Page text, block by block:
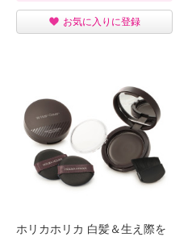
お気に入りに登録
ホリカホリカ 白髪＆生え際を